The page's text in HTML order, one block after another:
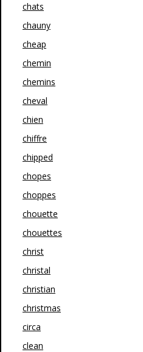
chats
chauny
cheap
chemin
chemins
cheval
chien
chiffre
chipped
chopes
choppes
chouette
chouettes
christ
christal
christian
christmas
circa
clean